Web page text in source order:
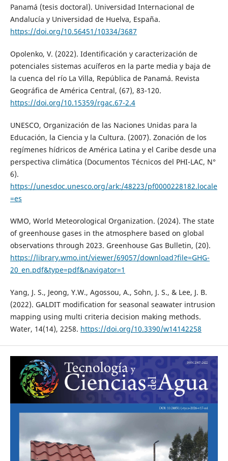
Panamá (tesis doctoral). Universidad Internacional de
Andalucía y Universidad de Huelva, España.
https://doi.org/10.56451/10334/3687
Opolenko, V. (2022). Identificación y caracterización de
potenciales sistemas acuíferos en la parte media y baja de
la cuenca del río La Villa, República de Panamá. Revista
Geográfica de América Central, (67), 83-120.
https://doi.org/10.15359/rgac.67-2.4
UNESCO, Organización de las Naciones Unidas para la
Educación, la Ciencia y la Cultura. (2007). Zonación de los
regímenes hídricos de América Latina y el Caribe desde una
perspectiva climática (Documentos Técnicos del PHI-LAC, N°
6).
https://unesdoc.unesco.org/ark:/48223/pf0000228182.locale
=es
WMO, World Meteorological Organization. (2024). The state
of greenhouse gases in the atmosphere based on global
observations through 2023. Greenhouse Gas Bulletin, (20).
https://library.wmo.int/viewer/69057/download?file=GHG-
20_en.pdf&type=pdf&navigator=1
Yang, J. S., Jeong, Y.W., Agossou, A., Sohn, J. S., & Lee, J. B.
(2022). GALDIT modification for seasonal seawater intrusion
mapping using multi criteria decision making methods.
Water, 14(14), 2258. https://doi.org/10.3390/w14142258